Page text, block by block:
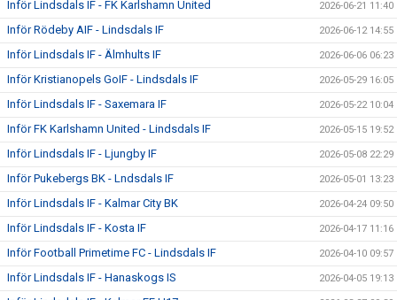
Inför Lindsdals IF - FK Karlshamn United 2026-06-21 11:40
Inför Rödeby AIF - Lindsdals IF 2026-06-12 14:55
Inför Lindsdals IF - Älmhults IF 2026-06-06 06:23
Inför Kristianopels GoIF - Lindsdals IF 2026-05-29 16:05
Inför Lindsdals IF - Saxemara IF 2026-05-22 10:04
Inför FK Karlshamn United - Lindsdals IF 2026-05-15 19:52
Inför Lindsdals IF - Ljungby IF 2026-05-08 22:29
Inför Pukebergs BK - Lndsdals IF 2026-05-01 13:23
Inför Lindsdals IF - Kalmar City BK 2026-04-24 09:50
Inför Lindsdals IF - Kosta IF 2026-04-17 11:16
Inför Football Primetime FC - Lindsdals IF 2026-04-10 09:57
Inför Lindsdals IF - Hanaskogs IS 2026-04-05 19:13